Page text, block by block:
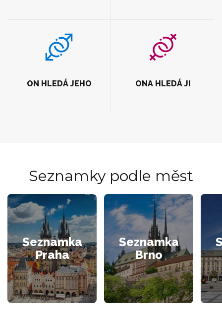
ON HLEDÁ JEHO ONA HLEDÁ JI
Seznamky podle měst
Seznamka
Praha
Seznamka
Brno